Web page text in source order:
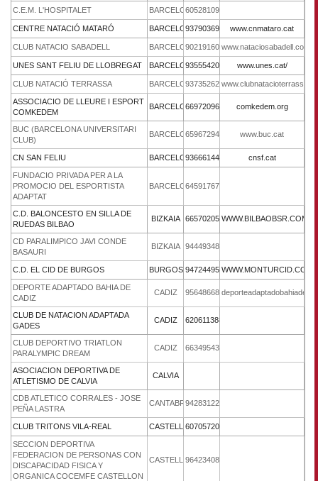
C.E.M. L'HOSPITALET BARCELONA605281090
CENTRE NATACIÓ MATARÓ BARCELONA937903690 www.cnmataro.cat
CLUB NATACIO SABADELL BARCELONA902191600www.nataciosabadell.com
UNES SANT FELIU DE LLOBREGAT BARCELONA935554206 www.unes.cat/
CLUB NATACIÓ TERRASSA BARCELONA937352626
ASSOCIACIO DE LLEURE I ESPORT
COMKEDEM
BARCELONA669720969 comkedem.org
BUC (BARCELONA UNIVERSITARI
CLUB)
BARCELONA659672940 www.buc.cat
CN SAN FELIU BARCELONA936661444 cnsf.cat
FUNDACIO PRIVADA PER A LA
PROMOCIO DEL ESPORTISTA
ADAPTAT
BARCELONA645917670
C.D. BALONCESTO EN SILLA DE
RUEDAS BILBAO
BIZKAIA 665702051WWW.BILBAOBSR.COM
CD PARALIMPICO JAVI CONDE
BASAURI
BIZKAIA 944493480
C.D. EL CID DE BURGOS BURGOS 947244956WWW.MONTURCID.COM
DEPORTE ADAPTADO BAHIA DE
CADIZ
CADIZ 956486680
CLUB DE NATACION ADAPTADA
GADES
CADIZ 620611388
CLUB DEPORTIVO TRIATLON
PARALYMPIC DREAM
CADIZ 663495437
ASOCIACION DEPORTIVA DE
ATLETISMO DE CALVIA
CALVIA
CDB ATLETICO CORRALES - JOSE
PEÑA LASTRA
CANTABRIA942831223
CLUB TRITONS VILA-REAL CASTELLON607057205
SECCION DEPORTIVA
FEDERACION DE PERSONAS CON
DISCAPACIDAD FISICA Y
ORGANICA COCEMFE CASTELLON
CASTELLON964234085